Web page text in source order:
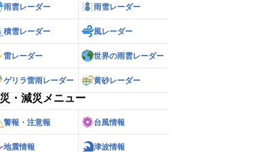
雨雲レーダー 雨雪レーダー
積雪レーダー 風レーダー
雷レーダー 世界の雨雲レーダー
ゲリラ雷雨レーダー 黄砂レーダー
・減災メニュー
警報・注意報 台風情報
地震情報 津波情報